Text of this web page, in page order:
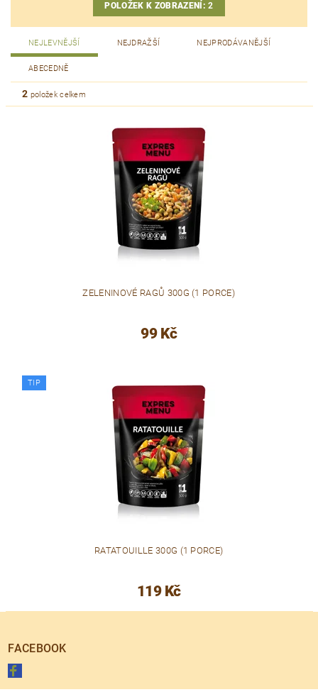
POLOŽEK K ZOBRAZENÍ:2
NEJLEVNĚJŠÍ NEJDRAŽŠÍ NEJPRODÁVANĚJŠÍ
ABECEDNĚ
2 položek celkem
ZELENINOVÉ RAGŮ 300G (1 PORCE)
99 Kč
TIP
RATATOUILLE 300G (1 PORCE)
119 Kč
FACEBOOK